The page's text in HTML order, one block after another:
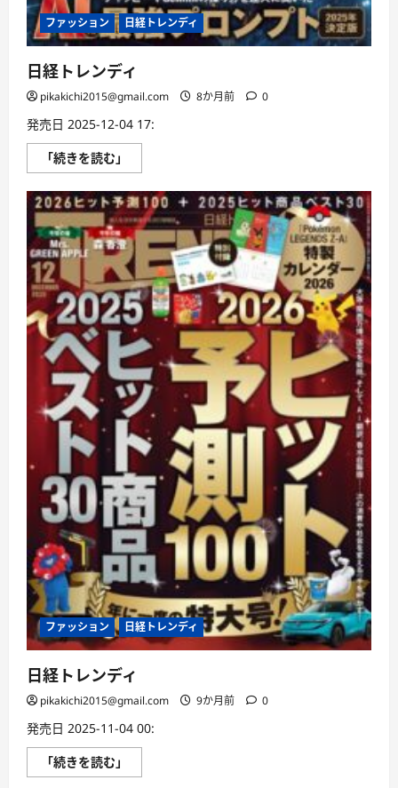
ファッション 日経トレンディ
日経トレンディ
pikakichi2015@gmail.com 8か月前 0
発売日 2025-12-04 17:
「続きを読む」
経
レ
ン
デ
ィ
に
つ
い
て
さ
ら
に
読
む
ファッション 日経トレンディ
日経トレンディ
pikakichi2015@gmail.com 9か月前 0
発売日 2025-11-04 00:
「続きを読む」
経